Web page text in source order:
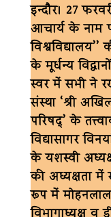
इन्दौर। 27
आचार्य के नाम
के मूर्धन्य
स्वर में सभी ने
संस्था ‘श्री
परिषद्’ के
विद्यासागर
के यशस्वी
की अध्यक्षता
रूप में मोहनलाल